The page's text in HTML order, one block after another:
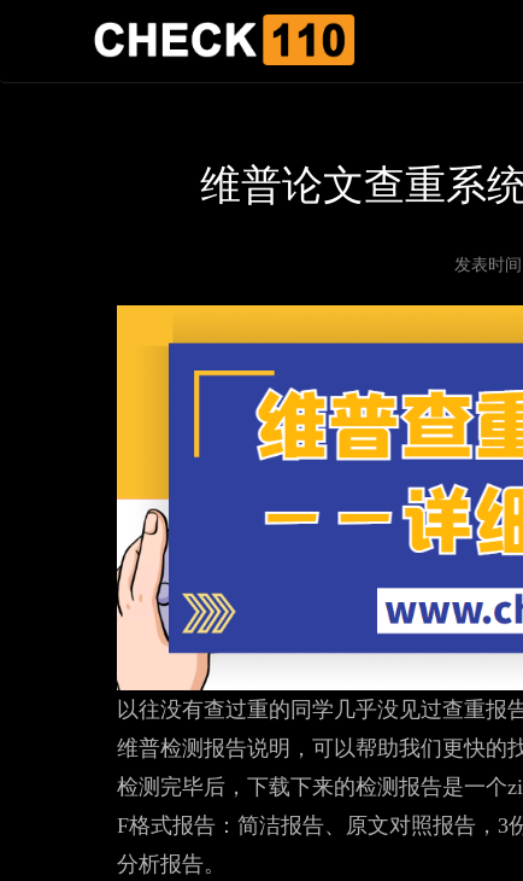
维普论文查重系
发表时间
以往没有查过重的同学几乎没见过查重报
维普检测报告说明，可以帮助我们更快的
检测完毕后，下载下来的检测报告是一个
F格式报告：简洁报告、原文对照报告，
分析报告。